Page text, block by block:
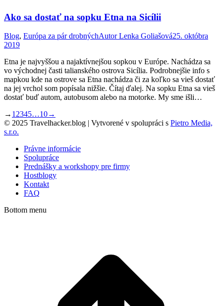
Ako sa dostať na sopku Etna na Sicílii
Blog, Európa za pár drobnýchAutorLenka Goliašová25. októbra
2019
Etna je najvyššou a najaktívnejšou sopkou v Európe. Nachádza sa
vo východnej časti talianského ostrova Sicília. Podrobnejšie info s
mapkou kde na ostrove sa Etna nachádza či za koľko sa vieš dostať
na jej vrchol som popísala nižšie. Čítaj ďalej. Na sopku Etna sa vieš
dostať buď autom, autobusom alebo na motorke. My sme išli…
→ 1 2345…10→
© 2025 Travelhacker.blog | Vytvorené v spolupráci s Pietro Media,
s.r.o.
Právne informácie
Spolupráce
Prednášky a workshopy pre firmy
Hostblogy
Kontakt
FAQ
Bottom menu